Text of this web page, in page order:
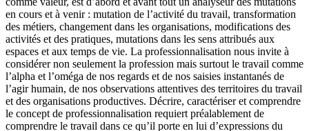
en cours et à venir : mutation de l’activité du travail, transformation
des métiers, changement dans les organisations, modifications des
activités et des pratiques, mutations dans les sens attribués aux
espaces et aux temps de vie. La professionnalisation nous invite à
considérer non seulement la profession mais surtout le travail comme
l’alpha et l’oméga de nos regards et de nos saisies instantanés de
l’agir humain, de nos observations attentives des territoires du travail
et des organisations productives. Décrire, caractériser et comprendre
le concept de professionnalisation requiert préalablement de
comprendre le travail dans ce qu’il porte en lui d’expressions du